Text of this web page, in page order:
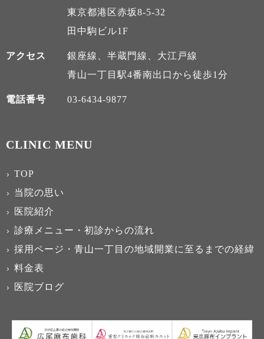
東京都港区赤坂8-5-32
田中駒ビル1F
アクセス
銀座線、半蔵門線、大江戸線
青山一丁目駅4番南出口から徒歩1分
電話番号 03-6434-9877
CLINIC MENU
TOP
当院の思い
医院紹介
診療メニュー・初診からの流れ
採用ページ・青山一丁目の地域開業に至るまでの経緯
料金表
医院ブログ